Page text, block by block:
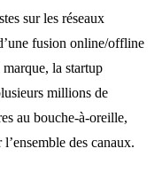
sur les réseaux
fusion online/offline
la startup
millions de
au bouche-à-oreille,
des canaux.